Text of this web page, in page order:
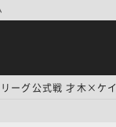
グ公式戦 才木×ケイ